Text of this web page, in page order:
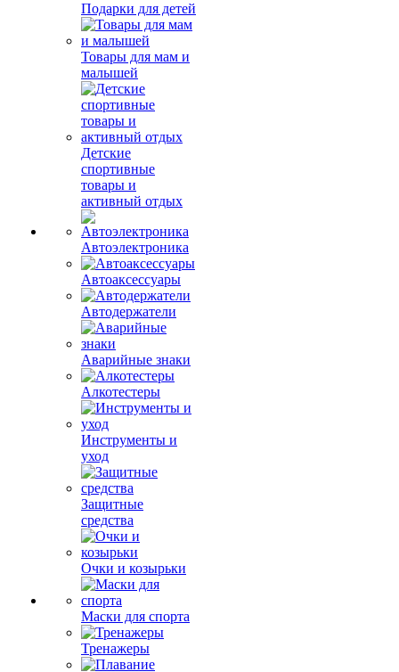
Подарки для детей
Товары для мам и
малышей
Детские
спортивные
товары и
активный отдых
Автоэлектроника
Автоаксессуары
Автодержатели
Аварийные знаки
Алкотестеры
Инструменты и
уход
Защитные
средства
Очки и козырьки
Маски для спорта
Тренажеры